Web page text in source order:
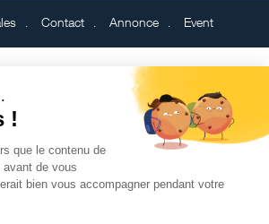
!
que le contenu de
de vous
bien vous accompagner pendant votre
Contact Annonce Event